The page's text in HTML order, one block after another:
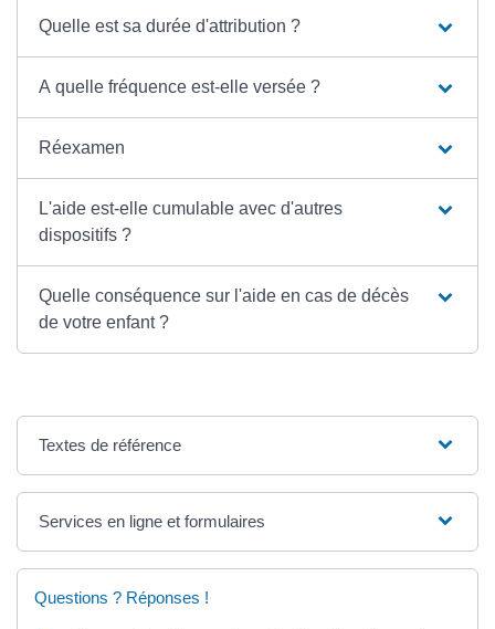
Quelle est sa durée d'attribution ?
A quelle fréquence est-elle versée ?
Réexamen
L'aide est-elle cumulable avec d'autres
dispositifs ?
Quelle conséquence sur l'aide en cas de décès
de votre enfant ?
Textes de référence
Services en ligne et formulaires
Questions ? Réponses !